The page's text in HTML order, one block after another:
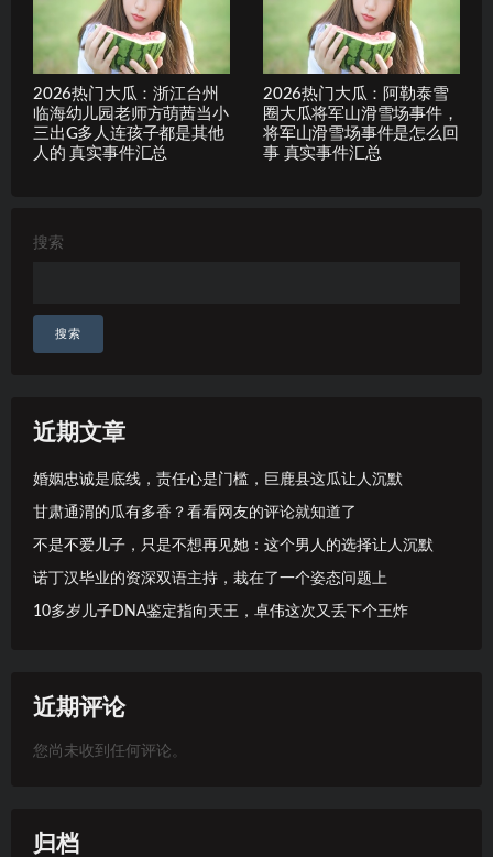
2026热门大瓜：浙江台州
临海幼儿园老师方萌茜当小
三出G多人连孩子都是其他
人的 真实事件汇总
2026热门大瓜：阿勒泰雪
圈大瓜将军山滑雪场事件，
将军山滑雪场事件是怎么回
事 真实事件汇总
搜索
搜索
近期文章
婚姻忠诚是底线，责任心是门槛，巨鹿县这瓜让人沉默
甘肃通渭的瓜有多香？看看网友的评论就知道了
不是不爱儿子，只是不想再见她：这个男人的选择让人沉默
诺丁汉毕业的资深双语主持，栽在了一个姿态问题上
10多岁儿子DNA鉴定指向天王，卓伟这次又丢下个王炸
近期评论
您尚未收到任何评论。
归档